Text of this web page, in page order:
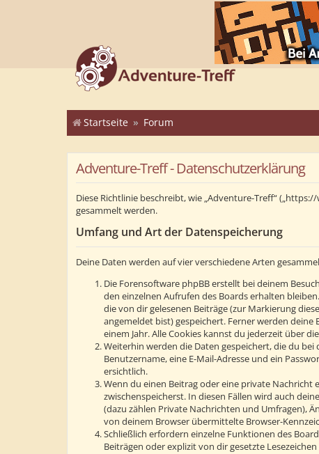
Startseite Forum
Adventure-Treff - Datenschutzerklärung
Diese Richtlinie beschreibt, wie „Adventure-Treff“
gesammelt werden.
Umfang und Art der Datenspeicherung
Deine Daten werden auf vier verschiedene Arten
Die Forensoftware phpBB erstellt bei deinem
den einzelnen Aufrufen des Boards erhalten
die von dir gelesenen Beiträge (zur Markierung
angemeldet bist) gespeichert. Ferner werden
einem Jahr. Alle Cookies kannst du jederzeit über
Weiterhin werden die Daten gespeichert, die du
Benutzername, eine E-Mail-Adresse und ein
ersichtlich.
Wenn du einen Beitrag oder eine private Nachricht
zwischenspeicherst. In diesen Fällen wird auch
(dazu zählen Private Nachrichten und Umfragen),
von deinem Browser übermittelte Browser-
Schließlich erfordern einzelne Funktionen des
Beiträgen oder explizit von dir gesetzte